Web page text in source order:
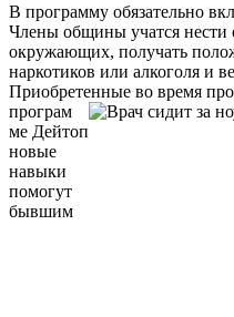
В программу обязательно
Члены общины учатся нести
окружающих, получать
наркотиков или алкоголя и
Приобретенные во время
програм
ме Дейтоп
новые
навыки
помогут
бывшим